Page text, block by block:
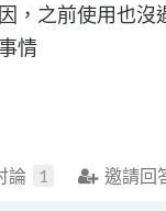
，之前使用也
情
論 1 邀請回